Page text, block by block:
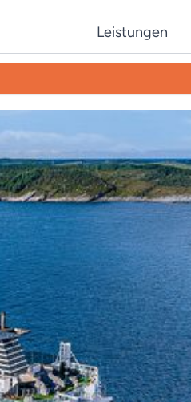
Leistungen